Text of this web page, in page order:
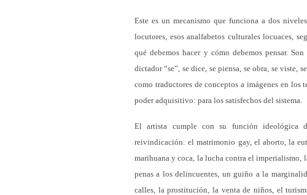
Este es un mecanismo que funciona a dos
locutores, esos analfabetos culturales locuaces,
qué debemos hacer y cómo debemos pensar.
dictador “se”, se dice, se piensa, se obra, se viste,
como traductores de conceptos a imágenes en
poder adquisitivo: para los satisfechos del sistema.
El artista cumple con su función ideológica
reivindicación: el matrimonio gay, el aborto, la
marihuana y coca, la lucha contra el imperialismo,
penas a los delincuentes, un guiño a la
calles, la prostitución, la venta de niños, el